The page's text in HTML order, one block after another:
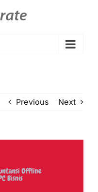
Previous Next